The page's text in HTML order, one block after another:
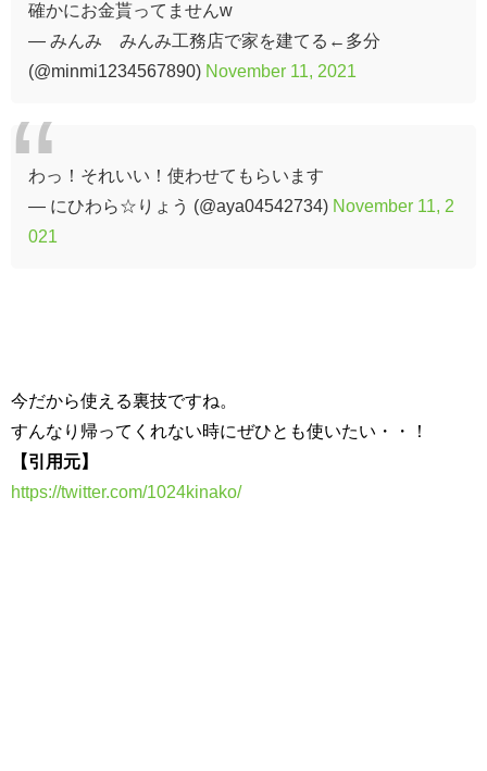
確かにお金貰ってませんw
— みんみ みんみ工務店で家を建てる←多分
(@minmi1234567890) November 11, 2021
わっ！それいい！使わせてもらいます
— にひわら☆りょう (@aya04542734) November 11, 2
021
今だから使える裏技ですね。
すんなり帰ってくれない時にぜひとも使いたい・・！
【引用元】
https://twitter.com/1024kinako/